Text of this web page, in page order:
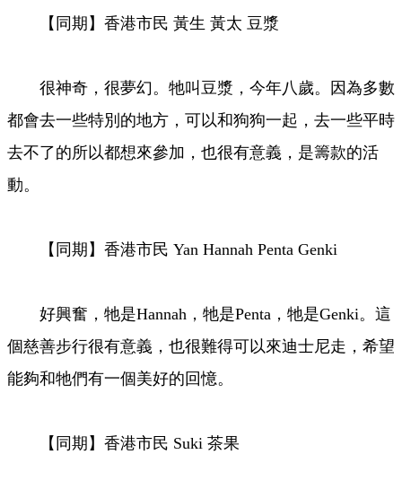
【同期】香港市民 黃生 黃太 豆漿
很神奇，很夢幻。牠叫豆漿，今年八歲。因為多數
都會去一些特別的地方，可以和狗狗一起，去一些平時
去不了的所以都想來參加，也很有意義，是籌款的活
動。
【同期】香港市民 Yan Hannah Penta Genki
好興奮，牠是Hannah，牠是Penta，牠是Genki。這
個慈善步行很有意義，也很難得可以來迪士尼走，希望
能夠和牠們有一個美好的回憶。
【同期】香港市民 Suki 茶果